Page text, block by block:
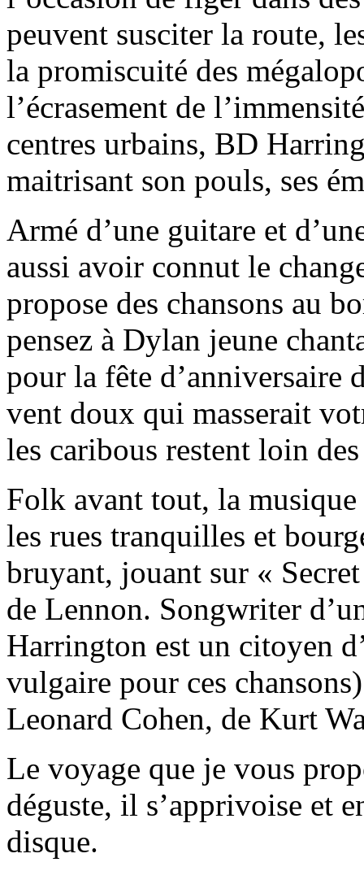
peuvent susciter la route,
la promiscuité des
l’écrasement de
centres urbains, BD
maitrisant son pouls, ses
Armé d’une guitare et
aussi avoir connut le
propose des chansons au
pensez à Dylan jeune
pour la fête d’anniversaire
vent doux qui masserait
les caribous restent loin
Folk avant tout, la musique
les rues tranquilles et
bruyant, jouant sur «
de Lennon. Songwriter
Harrington est un citoyen
vulgaire pour ces
Leonard Cohen, de Kurt
Le voyage que je vous
déguste, il s’apprivoise et
disque.